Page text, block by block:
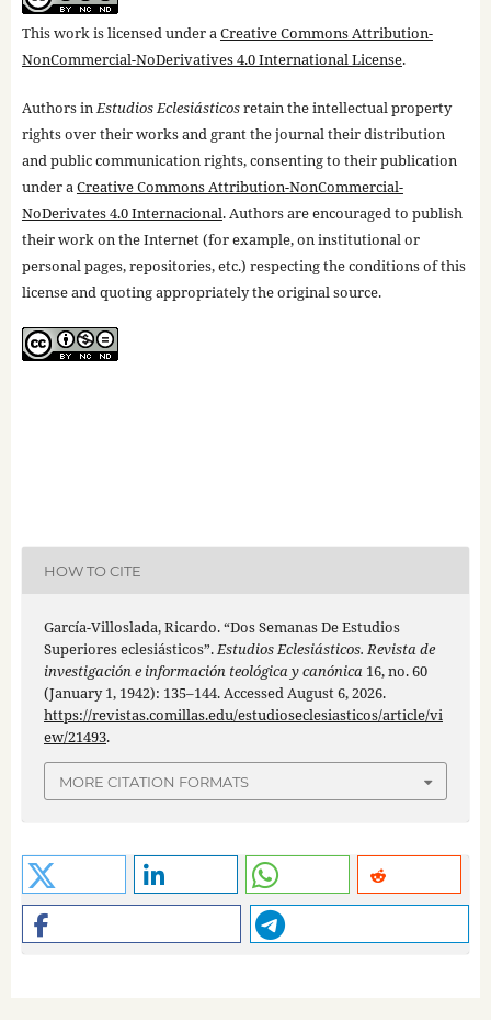
This work is licensed under aCreative Commons Attribution-
NonCommercial-NoDerivatives 4.0 International License.
Authors inEstudios Eclesiásticosretain the intellectual property
rights over their works and grant the journal their distribution
and public communication rights, consenting to their publication
under aCreative Commons Attribution-NonCommercial-
NoDerivates 4.0 Internacional. Authors are encouraged to publish
their work on the Internet (for example, on institutional or
personal pages, repositories, etc.) respecting the conditions of this
license and quoting appropriately the original source.
HOW TO CITE
García-Villoslada, Ricardo. “Dos Semanas De Estudios
Superiores eclesiásticos”.Estudios Eclesiásticos. Revista de
investigación e información teológica y canónica16, no. 60
(January 1, 1942): 135–144. Accessed August 6, 2026.
https://revistas.comillas.edu/estudioseclesiasticos/article/vi
ew/21493.
MORE CITATION FORMATS